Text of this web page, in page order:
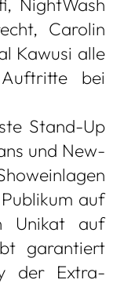
Caro­lin
Kawusi alle
bei
Stand-Up
und New­
auf
Uni­kat auf
garan­tiert
der Extra­